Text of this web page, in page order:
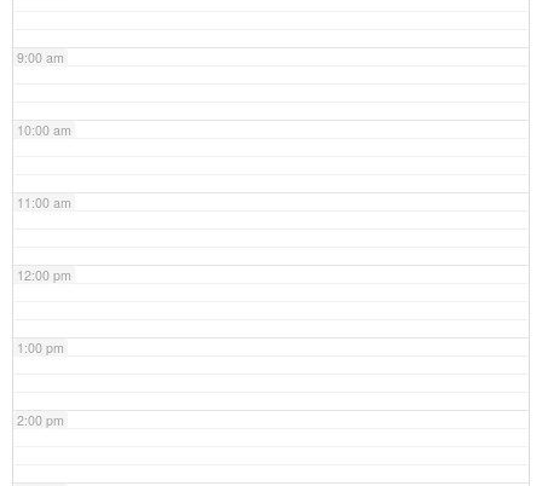
9:00 am
10:00 am
11:00 am
12:00 pm
1:00 pm
2:00 pm